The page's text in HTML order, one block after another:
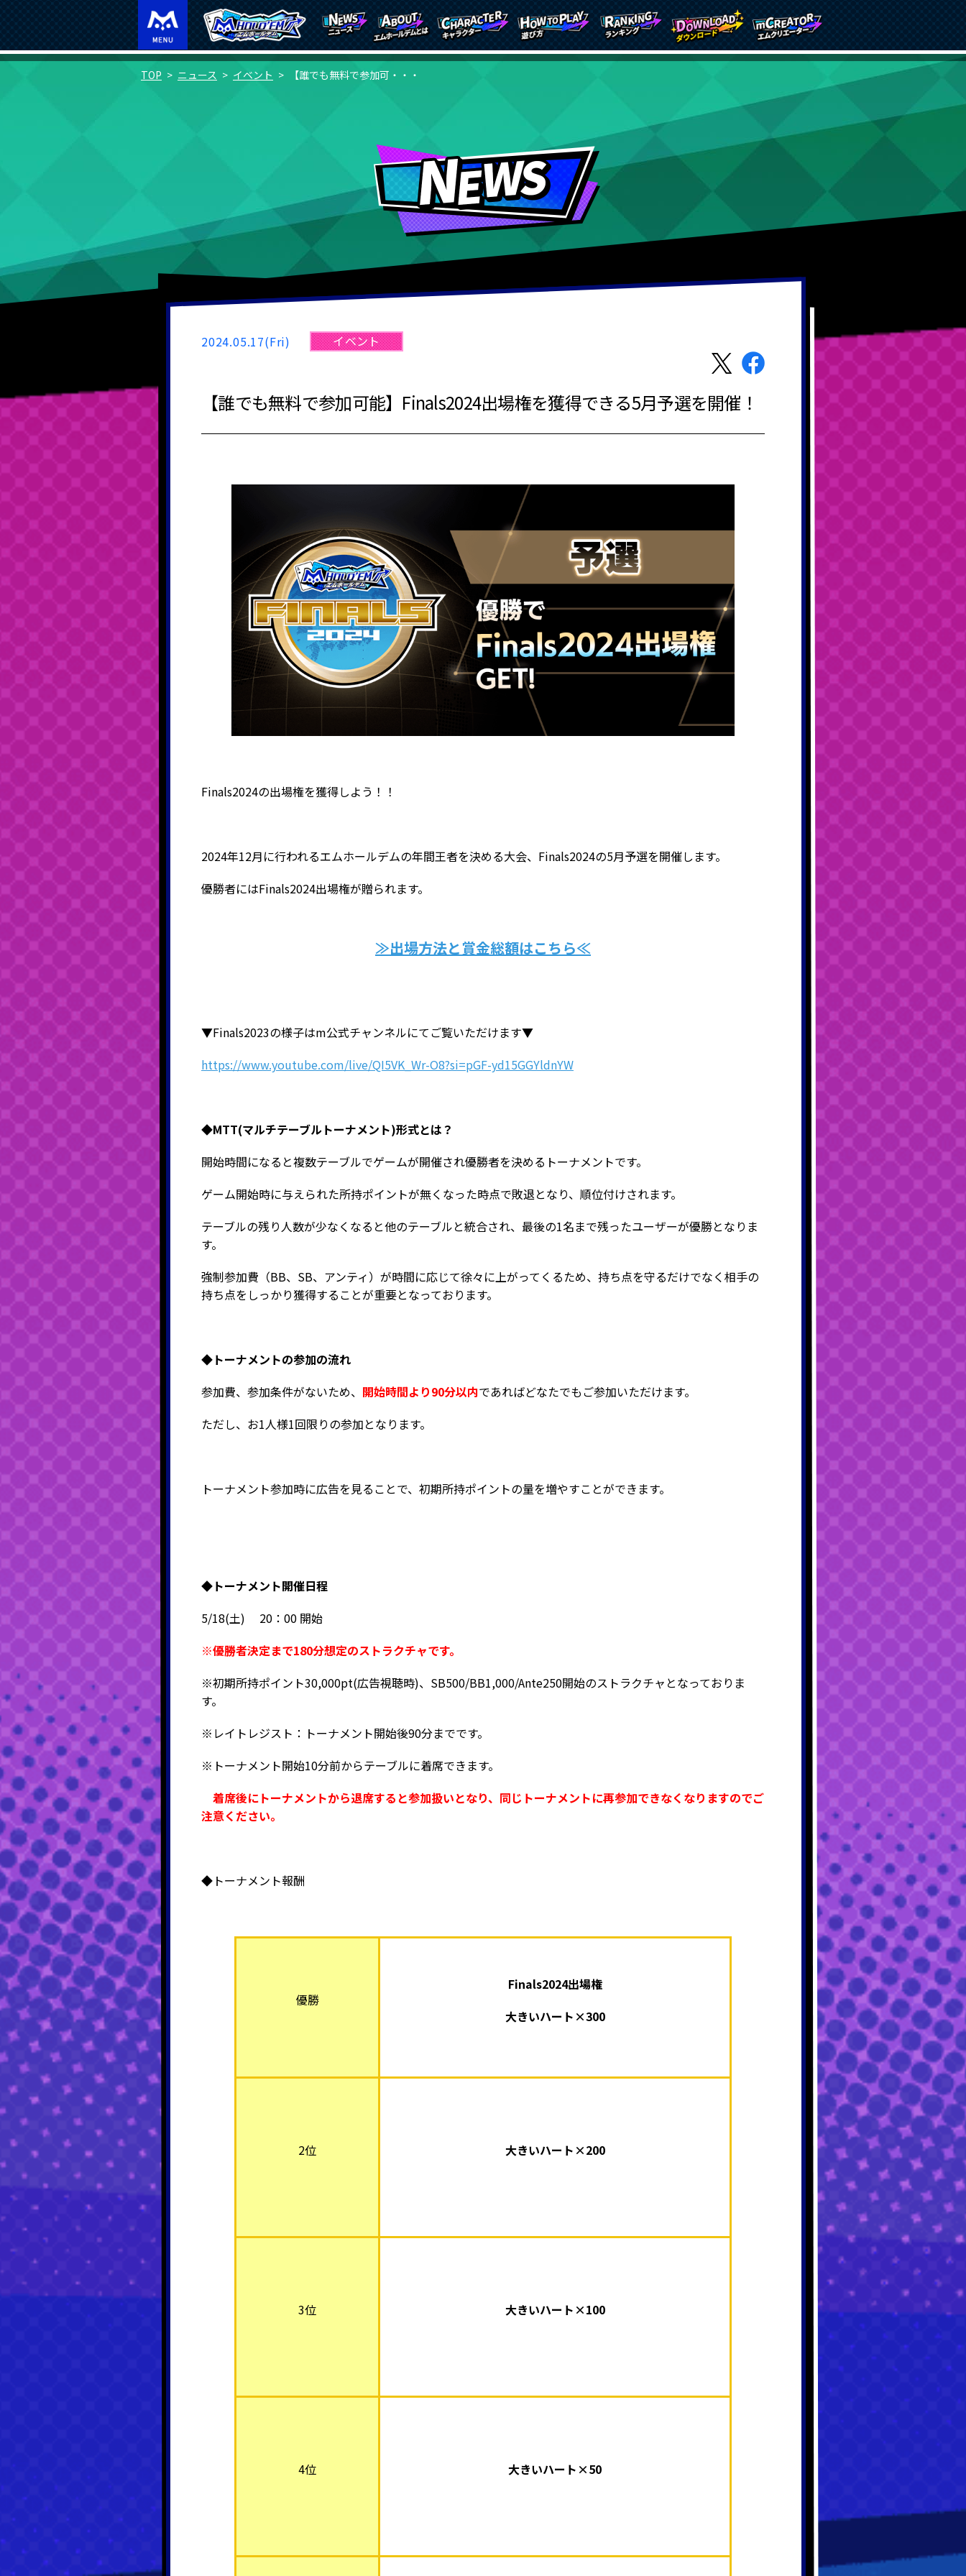
TOP ニュース イベント 【誰でも無料で参加可・・・
2024.05.17(Fri) イベント
【誰でも無料で参加可能】Finals2024出場権を獲得できる5月予選を開催！
Finals2024の出場権を獲得しよう！！
2024年12月に行われるエムホールデムの年間王者を決める大会、Finals2024の5月予選を開催します。
優勝者にはFinals2024出場権が贈られます。
≫出場方法と賞金総額はこちら≪
▼Finals2023の様子はm公式チャンネルにてご覧いただけます▼
https://www.youtube.com/live/QI5VK_Wr-O8?si=pGF-yd15GGYldnYW
◆MTT(マルチテーブルトーナメント)形式とは？
開始時間になると複数テーブルでゲームが開催され優勝者を決めるトーナメントです。
ゲーム開始時に与えられた所持ポイントが無くなった時点で敗退となり、順位付けされます。
テーブルの残り人数が少なくなると他のテーブルと統合され、最後の1名まで残ったユーザーが優勝となりま
す。
強制参加費（BB、SB、アンティ）が時間に応じて徐々に上がってくるため、持ち点を守るだけでなく相手の
持ち点をしっかり獲得することが重要となっております。
◆トーナメントの参加の流れ
参加費、参加条件がないため、 開始時間より90分以内であればどなたでもご参加いただけます。
ただし、お1人様1回限りの参加となります。
トーナメント参加時に広告を見ることで、初期所持ポイントの量を増やすことができます。
◆トーナメント開催日程
5/18(土) 20：00 開始
※優勝者決定まで180分想定のストラクチャです。
※初期所持ポイント30,000pt(広告視聴時)、SB500/BB1,000/Ante250開始のストラクチャとなっておりま
す。
※レイトレジスト：トーナメント開始後90分までです。
※トーナメント開始10分前からテーブルに着席できます。
着席後にトーナメントから退席すると参加扱いとなり、同じトーナメントに再参加できなくなりますのでご
注意ください。
◆トーナメント報酬
優勝
Finals2024出場権
大きいハート×300
2位 大きいハート×200
3位 大きいハート×100
4位 大きいハート×50